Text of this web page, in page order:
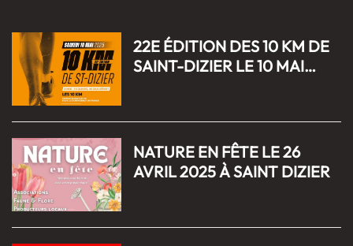
22E ÉDITION DES 10 KM DE
SAINT-DIZIER LE 10 MAI
NATURE EN FÊTE LE 26
AVRIL 2025 À SAINT DIZIER